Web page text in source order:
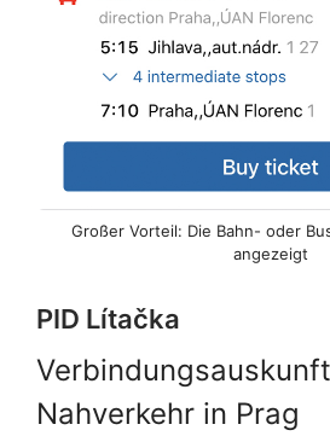
Großer Vorteil: Die Bahn- oder
angezeigt
PID Lítačka
Nahverkehr in Prag